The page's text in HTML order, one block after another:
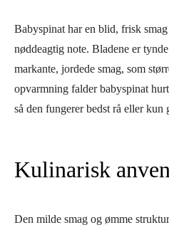
Babyspinat har en blid, frisk
nøddeagtig note. Bladene er
markante, jordede smag, som
opvarmning falder babyspinat
så den fungerer bedst rå eller kun
Kulinarisk
Den milde smag og ømme